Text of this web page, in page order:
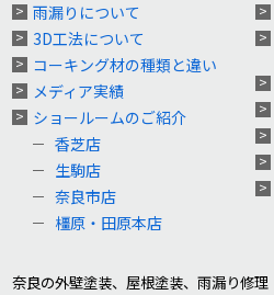
雨漏りについて
3D工法について
コーキング材の種類と違い
メディア実績
ショールームのご紹介
香芝店
生駒店
奈良市店
橿原・田原本店
奈良の外壁塗装、屋根塗装、雨漏り修理